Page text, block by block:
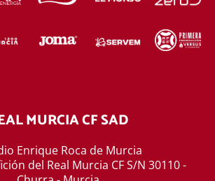
MURCIA CF SAD
Enrique Roca de Murcia
del Real Murcia CF S/N 30110 -